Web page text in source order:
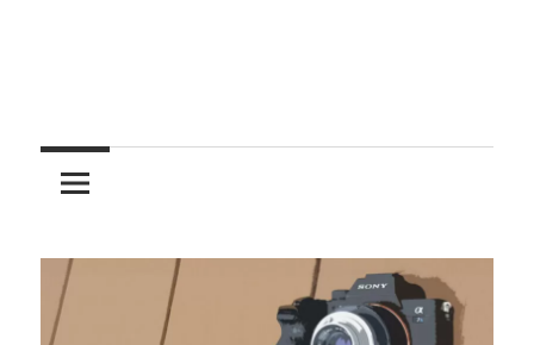
う